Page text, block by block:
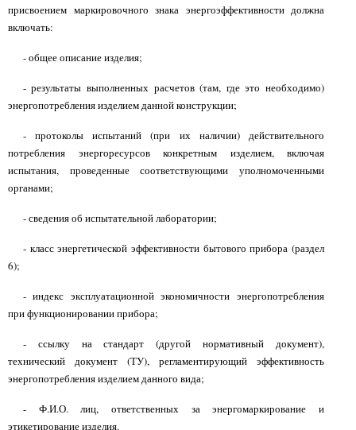
присвоением маркировочного знака энергоэффективности должна
включать:
- общее описание изделия;
- результаты выполненных расчетов (там, где это необходимо)
энергопотребления изделием данной конструкции;
- протоколы испытаний (при их наличии) действительного
потребления энергоресурсов конкретным изделием, включая
испытания, проведенные соответствующими уполномоченными
органами;
- сведения об испытательной лаборатории;
- класс энергетической эффективности бытового прибора (раздел
6);
- индекс эксплуатационной экономичности энергопотребления
при функционировании прибора;
- ссылку на стандарт (другой нормативный документ),
технический документ (ТУ), регламентирующий эффективность
энергопотребления изделием данного вида;
- Ф.И.О. лиц, ответственных за энергомаркирование и
этикетирование изделия.